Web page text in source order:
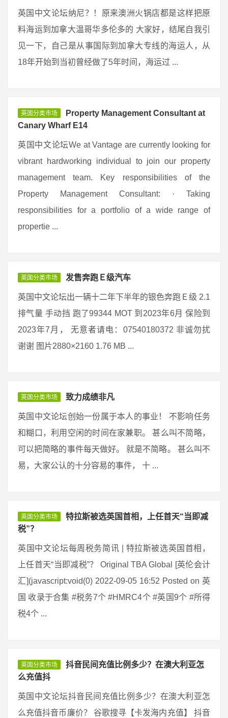
英国中文论坛纳尼？！原来澳洲火锅店都是这样把原
料海运到加拿大温哥华多伦多的 大家好，结尾自我引
见一下，自己是从事国际到加拿大专线的海运人，从
18年开始到当初曾经做了5年时间，海运过 ...
英国分类市场
Property Management Consultant at
Canary Wharf E14
英国中文论坛We at Vantage are currently looking for
vibrant hardworking individual to join our property
management team. Key responsibilities of the
Property Management Consultant: · Taking
responsibilities for a portfolio of a wide range of
propertie ...
英国分类市场 发售奔跑Ｅ级汽车
英国中文论坛出一辆十二年下半年的银色奔跑Ｅ级 2.1
排气量 手动挡 跑了99344 MOT 到2023年6月 保险到
2023年7月， 无意者请电：07540180372 非诚勿扰
谢谢 图片2880×2160 1.76 MB ...
英国分类市场 致力成绩非凡
英国中文论坛创始一份属于本人的事业！ 不影响任务
和糊口，利用空闲的时间在家兼职。 甚么叫不简略，
可以把简略的事件每天做好。 就是不简略。 甚么叫不
易，大家公认的十分容易的事件， 十 ...
英国分类市场
特拉斯被选英国首相，上任首天“当即减
税”？
英国中文论坛每周税务简讯 | 特拉斯被选英国首相，
上任首天“当即减税”？ Original TBA Global [英伦会计
汇](javascript:void(0) 2022-09-05 16:52 Posted on 英
国 收录于合集 #税务7个 #HMRC4个 #英国9个 #所得
税4个 ...
英国分类市场
抖音民间充值比例多少？在澳大利亚怎
么充值抖
英国中文论坛抖音民间充值比例多少？在澳大利亚怎
么充值抖音币廉价？ 谷歌搜寻【卡发海内充值】 抖音